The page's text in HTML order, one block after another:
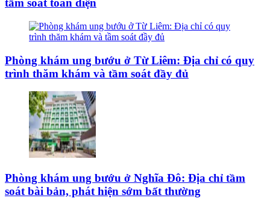
tầm soát toàn diện
Phòng khám ung bướu ở Từ Liêm: Địa chỉ có quy
trình thăm khám và tầm soát đầy đủ
Phòng khám ung bướu ở Nghĩa Đô: Địa chỉ tầm
soát bài bản, phát hiện sớm bất thường